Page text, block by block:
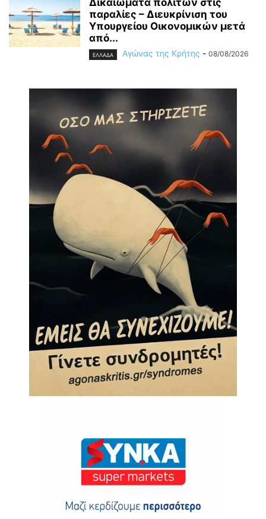
Δικαιώματα πολιτών στις
παραλίες – Διευκρίνιση του
Υπουργείου Οικονομικών μετά
από...
ΕΛΛΑΔΑ Αγώνας της Κρήτης - 08/08/2026